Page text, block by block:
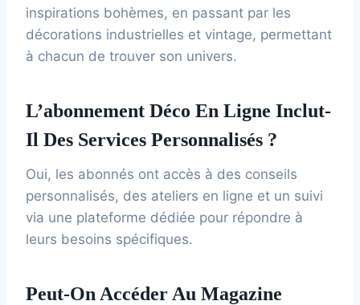
inspirations bohèmes, en passant par les
décorations industrielles et vintage, permettant
à chacun de trouver son univers.
L’abonnement Déco En Ligne Inclut-
Il Des Services Personnalisés ?
Oui, les abonnés ont accès à des conseils
personnalisés, des ateliers en ligne et un suivi
via une plateforme dédiée pour répondre à
leurs besoins spécifiques.
Peut-On Accéder Au Magazine